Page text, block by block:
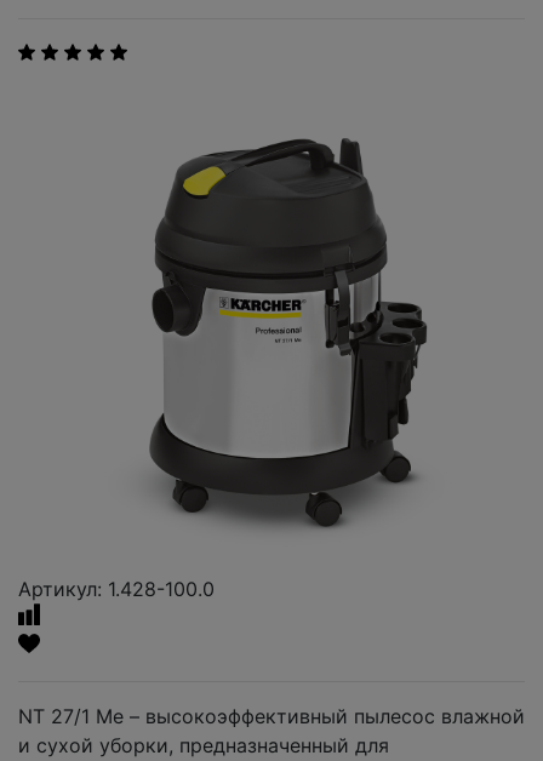
Артикул: 1.428-100.0
NT 27/1 Me – высокоэффективный пылесос влажной
и сухой уборки, предназначенный для